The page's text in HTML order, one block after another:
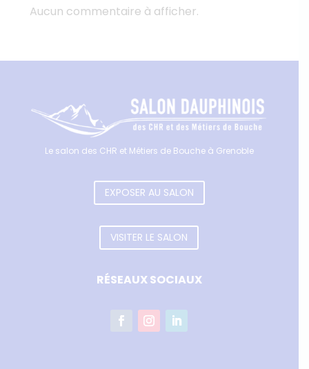
Aucun commentaire à afficher.
Le salon des CHR et Métiers de Bouche à Grenoble
EXPOSER AU SALON
VISITER LE SALON
RÉSEAUX SOCIAUX